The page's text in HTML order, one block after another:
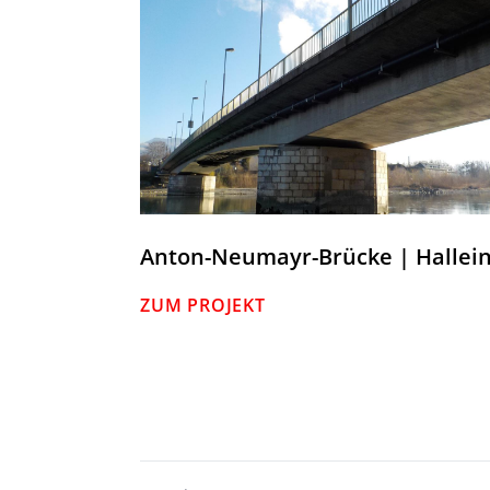
Anton-Neumayr-Brücke |
ZUM PROJEKT